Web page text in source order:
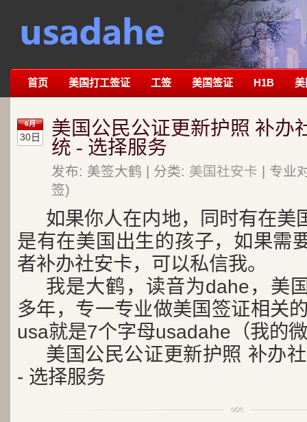
首页 美国打工签证 工签 美国签证 H1B 美
6月
30日
美国公民公证更新护照 补办
统 - 选择服务
发布: 美签大鹤 | 分类: 美国社安卡 | 专业
签)
如果你人在内地，同时有在美
是有在美国出生的孩子，如果需
者补办社安卡，可以私信我。
我是大鹤，读音为dahe，美
多年，专一专业做美国签证相关
usa就是7个字母usadahe（我的
美国公民公证更新护照 补办
- 选择服务